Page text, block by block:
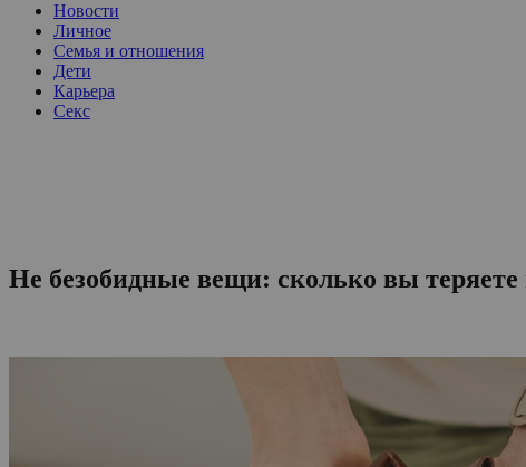
Новости
Личное
Семья и отношения
Дети
Карьера
Секс
Не безобидные вещи: сколько вы